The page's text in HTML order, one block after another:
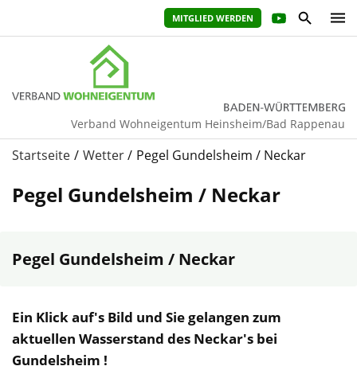
MITGLIED WERDEN
Verband Wohneigentum Heinsheim/Bad Rappenau
Startseite Wetter Pegel Gundelsheim / Neckar
Pegel Gundelsheim / Neckar
Pegel Gundelsheim / Neckar
Ein Klick auf's Bild und Sie gelangen zum
aktuellen Wasserstand des Neckar's bei
Gundelsheim !